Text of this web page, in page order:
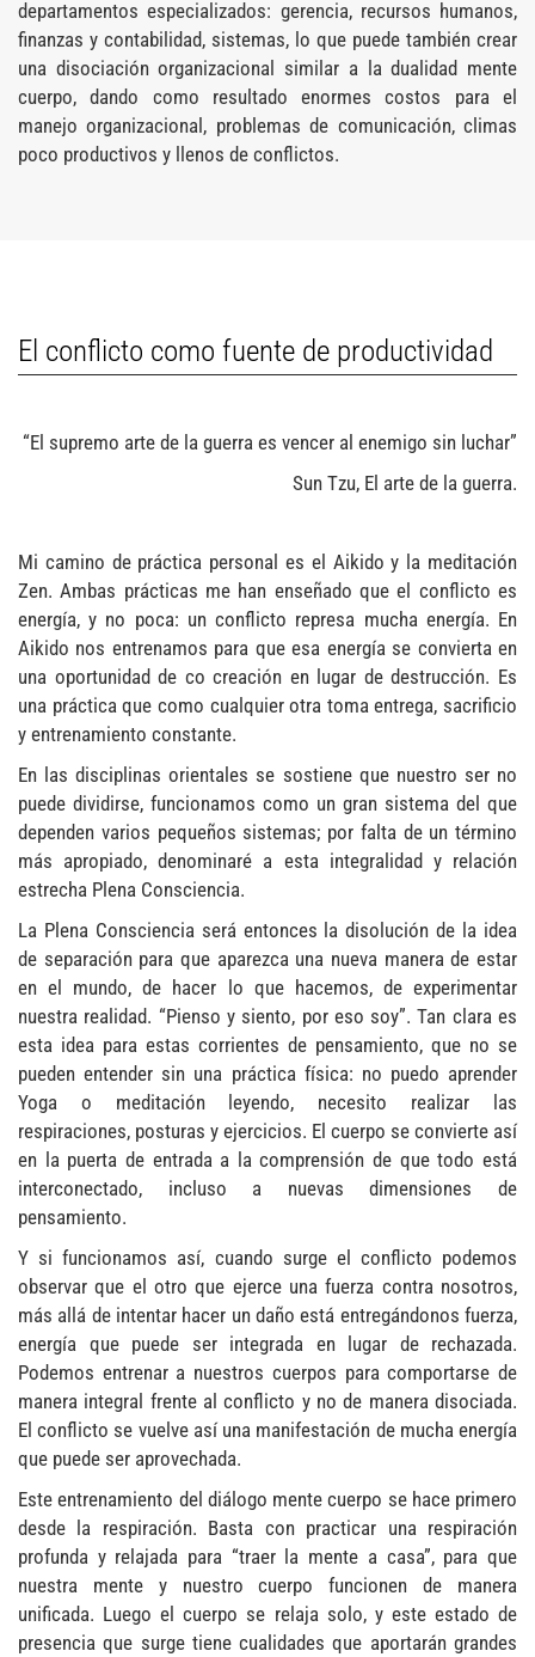
departamentos especializados: gerencia, recursos humanos,
finanzas y contabilidad, sistemas, lo que puede también crear
una disociación organizacional similar a la dualidad mente
cuerpo, dando como resultado enormes costos para el
manejo organizacional, problemas de comunicación, climas
poco productivos y llenos de conflictos.
El conflicto como fuente de productividad
“El supremo arte de la guerra es vencer al enemigo sin luchar”
Sun Tzu, El arte de la guerra.
Mi camino de práctica personal es el Aikido y la meditación
Zen. Ambas prácticas me han enseñado que el conflicto es
energía, y no poca: un conflicto represa mucha energía. En
Aikido nos entrenamos para que esa energía se convierta en
una oportunidad de co creación en lugar de destrucción. Es
una práctica que como cualquier otra toma entrega, sacrificio
y entrenamiento constante.
En las disciplinas orientales se sostiene que nuestro ser no
puede dividirse, funcionamos como un gran sistema del que
dependen varios pequeños sistemas; por falta de un término
más apropiado, denominaré a esta integralidad y relación
estrecha Plena Consciencia.
La Plena Consciencia será entonces la disolución de la idea
de separación para que aparezca una nueva manera de estar
en el mundo, de hacer lo que hacemos, de experimentar
nuestra realidad. “Pienso y siento, por eso soy”. Tan clara es
esta idea para estas corrientes de pensamiento, que no se
pueden entender sin una práctica física: no puedo aprender
Yoga o meditación leyendo, necesito realizar las
respiraciones, posturas y ejercicios. El cuerpo se convierte así
en la puerta de entrada a la comprensión de que todo está
interconectado, incluso a nuevas dimensiones de
pensamiento.
Y si funcionamos así, cuando surge el conflicto podemos
observar que el otro que ejerce una fuerza contra nosotros,
más allá de intentar hacer un daño está entregándonos fuerza,
energía que puede ser integrada en lugar de rechazada.
Podemos entrenar a nuestros cuerpos para comportarse de
manera integral frente al conflicto y no de manera disociada.
El conflicto se vuelve así una manifestación de mucha energía
que puede ser aprovechada.
Este entrenamiento del diálogo mente cuerpo se hace primero
desde la respiración. Basta con practicar una respiración
profunda y relajada para “traer la mente a casa”, para que
nuestra mente y nuestro cuerpo funcionen de manera
unificada. Luego el cuerpo se relaja solo, y este estado de
presencia que surge tiene cualidades que aportarán grandes